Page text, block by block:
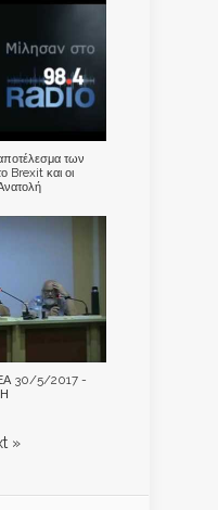
των
Brexit και οι
30/5/2017 -
»